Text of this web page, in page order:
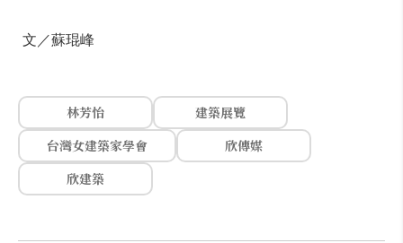
文／蘇琨峰
林芳怡
建築展覽
台灣女建築家學會
欣傳媒
欣建築